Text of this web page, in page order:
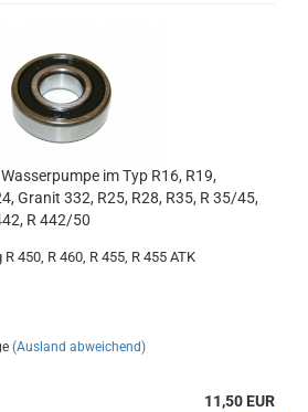
im Typ R16, R19,
Granit 332, R25, R28, R35, R 35/45,
R 442/50
450, R 460, R 455, R 455 ATK
(Ausland abweichend)
11,50 EUR